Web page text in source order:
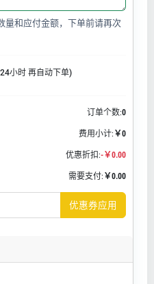
量和应付金额，下单前请再次
小时 再自动下单)
订单个数:0
费用小计: ￥0
优惠折扣:-￥0.00
需要支付: ￥0.00
优惠券应用